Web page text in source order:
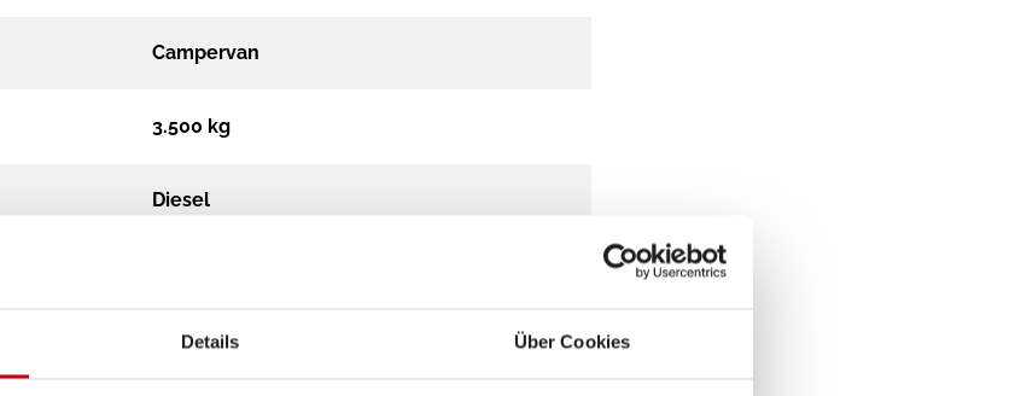
Details Über Cookies
Campervan
3.500 kg
Diesel
2,2 l